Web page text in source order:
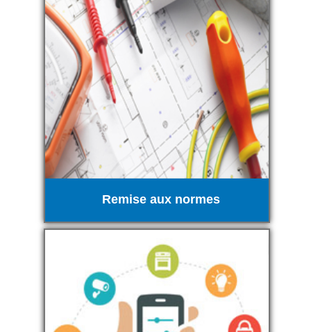
Remise aux normes